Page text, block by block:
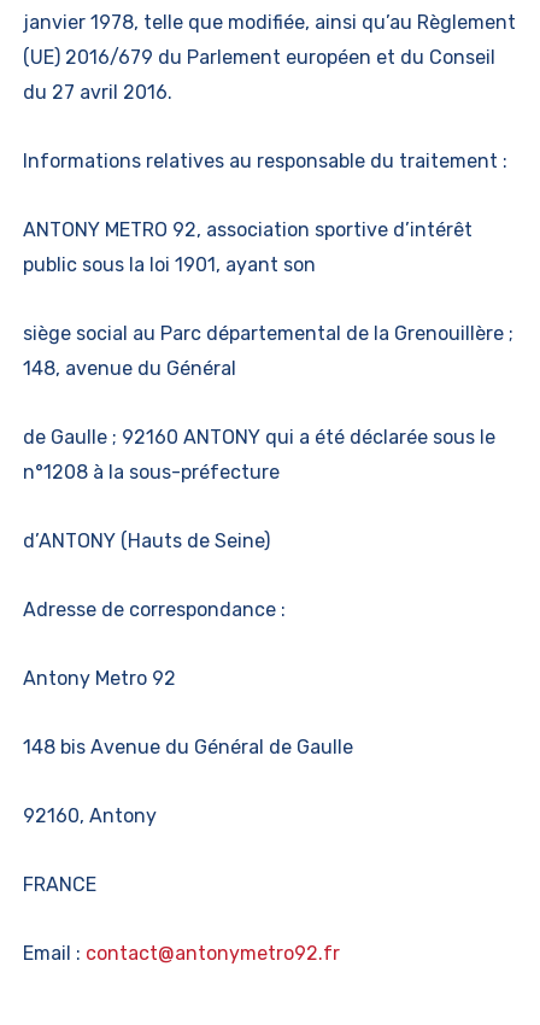
janvier 1978, telle que modifiée, ainsi qu’au Règlement
(UE) 2016/679 du Parlement européen et du Conseil
du 27 avril 2016.
Informations relatives au responsable du traitement :
ANTONY METRO 92, association sportive d’intérêt
public sous la loi 1901, ayant son
siège social au Parc départemental de la Grenouillère ;
148, avenue du Général
de Gaulle ; 92160 ANTONY qui a été déclarée sous le
n°1208 à la sous-préfecture
d’ANTONY (Hauts de Seine)
Adresse de correspondance :
Antony Metro 92
148 bis Avenue du Général de Gaulle
92160, Antony
FRANCE
Email : contact@antonymetro92.fr